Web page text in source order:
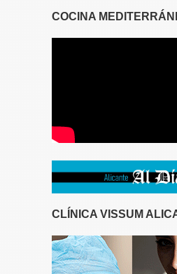
COCINA
CLÍNICA VISSUM